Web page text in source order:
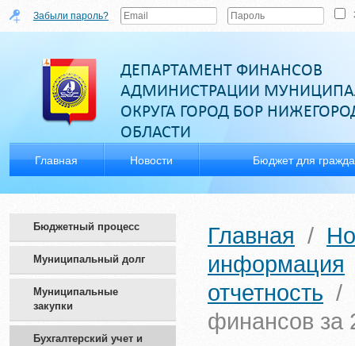
Бюджетный процесс
Муниципальный долг
Муниципальные
закупки
Бухгалтерский учет и
Главная /
информация
отчетность /
финансов за
Забыли пароль?
ДЕПАРТАМЕНТ ФИНАНСОВ
АДМИНИСТРАЦИИ
ОКРУГА ГОРОД БОР
ОБЛАСТИ
Главная Новости Бюджет для